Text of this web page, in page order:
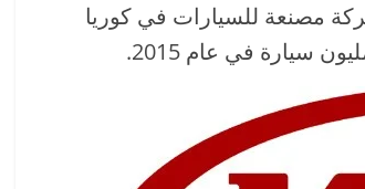
مصنعة للسيارات في كوريا